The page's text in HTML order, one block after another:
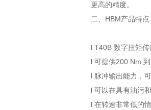
更高的精度。
二、HBM产品特点
l T40B 数字扭矩
l 可提供200 Nm
l 脉冲输出能力，
l 可以在具有油污
l 在转速非常低的